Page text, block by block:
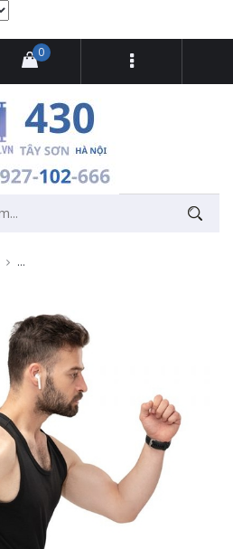
0
Thu âm quảng cáo thương hiệu thể thao